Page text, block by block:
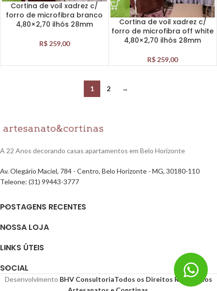
Cortina de voil xadrez c/
forro de microfibra branco
4,80×2,70 ilhós 28mm
R$259,00
Cortina de voil xadrez c/
forro de microfibra off white
4,80×2,70 ilhós 28mm
R$ 259,00
1 2 →
A 22 Anos decorando casas apartamentos em Belo Horizonte
Av. Olegário Maciel, 784 - Centro, Belo Horizonte - MG, 30180-110
Teleone: (31) 99443-3777
POSTAGENS RECENTES
NOSSA LOJA
LINKS ÚTEIS
SOCIAL
Desenvolvimento BHV ConsultoriaTodos os Direitos Reservados